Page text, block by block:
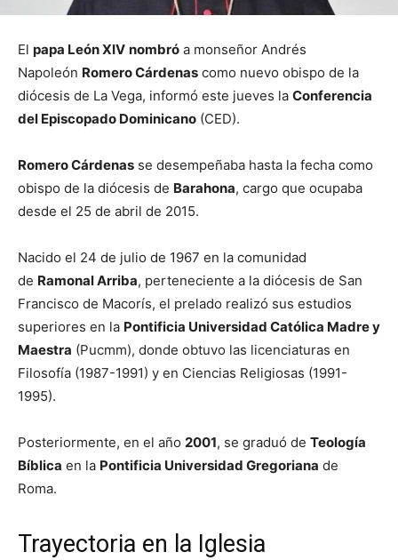
El papa León XIV nombró a monseñor Andrés
Napoleón Romero Cárdenas como nuevo obispo de la
diócesis de La Vega, informó este jueves la Conferencia
del Episcopado Dominicano (CED).
Romero Cárdenas se desempeñaba hasta la fecha como
obispo de la diócesis de Barahona, cargo que ocupaba
desde el 25 de abril de 2015.
Nacido el 24 de julio de 1967 en la comunidad
de Ramonal Arriba, perteneciente a la diócesis de San
Francisco de Macorís, el prelado realizó sus estudios
superiores en la Pontificia Universidad Católica Madre y
Maestra (Pucmm), donde obtuvo las licenciaturas en
Filosofía (1987-1991) y en Ciencias Religiosas (1991-
1995).
Posteriormente, en el año 2001, se graduó de Teología
Bíblica en la Pontificia Universidad Gregoriana de
Roma.
Trayectoria en la Iglesia